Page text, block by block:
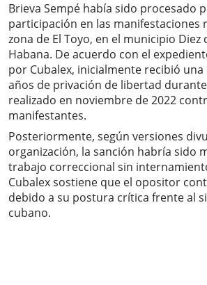
Brieva Sempé había sido procesado
participación en las manifestaciones
zona de El Toyo, en el municipio Diez
Habana. De acuerdo con el
por Cubalex, inicialmente recibió una
años de privación de libertad
realizado en noviembre de 2022
manifestantes.
Posteriormente, según versiones
organización, la sanción habría sido
trabajo correccional sin
Cubalex sostiene que el opositor
debido a su postura crítica frente al
cubano.